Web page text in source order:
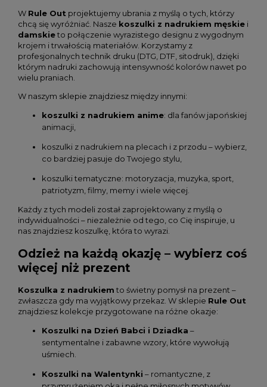
W Rule Out projektujemy ubrania z myślą o tych, którzy
chcą się wyróżniać. Nasze koszulki z nadrukiem męskie i
damskieto połączenie wyrazistego designu z wygodnym
krojem i trwałością materiałów. Korzystamy z
profesjonalnych technik druku (DTG, DTF, sitodruk), dzięki
którym nadruki zachowują intensywność kolorów nawet po
wielu praniach.
W naszym sklepie znajdziesz między innymi:
koszulki z nadrukiem anime: dla fanów japońskiej
animacji,
koszulki z nadrukiem na plecach i z przodu – wybierz,
co bardziej pasuje do Twojego stylu,
koszulki tematyczne: motoryzacja, muzyka, sport,
patriotyzm, filmy, memy i wiele więcej.
Każdy z tych modeli został zaprojektowany z myślą o
indywidualności – niezależnie od tego, co Cię inspiruje, u
nas znajdziesz koszulkę, która to wyrazi.
Odzież na każdą okazję – wybierz coś
więcej niż prezent
Koszulka z nadrukiem to świetny pomysł na prezent –
zwłaszcza gdy ma wyjątkowy przekaz. W sklepie Rule Out
znajdziesz kolekcje przygotowane na różne okazje:
Koszulki na Dzień Babci i Dziadka –
sentymentalne i zabawne wzory, które wywołują
uśmiech.
Koszulki na Walentynki – romantyczne, z